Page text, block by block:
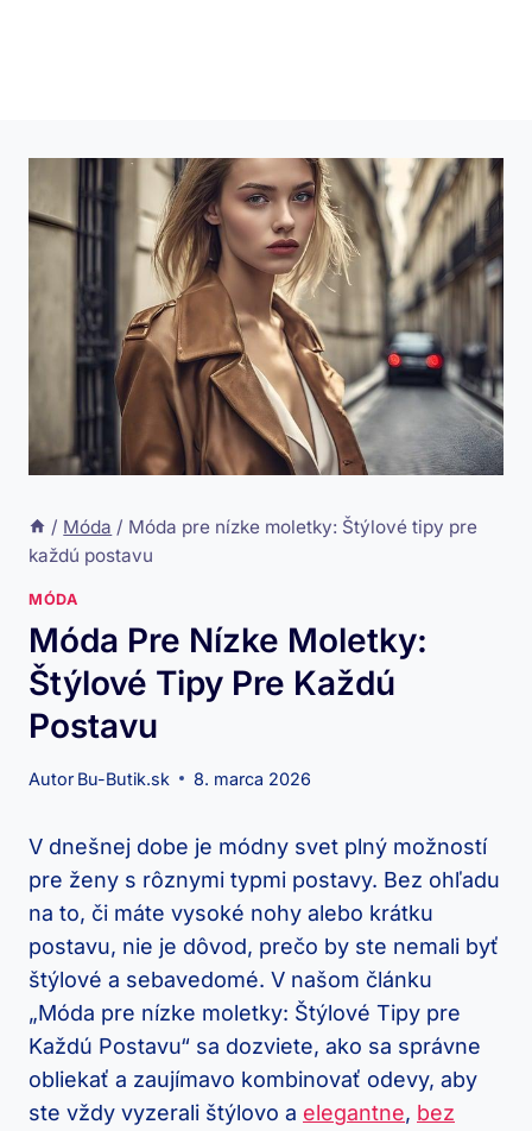
/ Móda / Móda pre nízke moletky: Štýlové tipy pre
každú postavu
MÓDA
Móda Pre Nízke Moletky:
Štýlové Tipy Pre Každú
Postavu
Autor Bu-Butik.sk 8. marca 2026
V dnešnej dobe je módny svet plný možností
pre ženy s rôznymi typmi postavy. Bez ohľadu
na to, či máte vysoké nohy alebo krátku
postavu, nie je dôvod, prečo by ste nemali byť
štýlové a sebavedomé. V našom článku
„Móda pre nízke moletky: Štýlové Tipy pre
Každú Postavu“ sa dozviete, ako sa správne
obliekať a zaujímavo kombinovať odevy, aby
ste vždy vyzerali štýlovo a elegantne, bez